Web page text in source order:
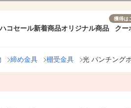
コセール新着商品オリジナル商品
獲得は
クー
締め金具 棚受金具 光 パンチング